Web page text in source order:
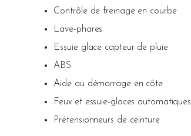
Contrôle de freinage en courbe
Lave-phares
Essuie glace capteur de pluie
ABS
Aide au démarrage en côte
Feux et essuie-glaces automatiques
Prétensionneurs de ceinture